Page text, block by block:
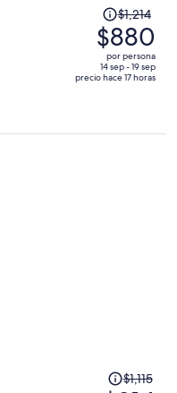
El
precio
era
de
$1,214
$1,214
$880
por persona
14 sep - 19 sep
precio hace 17 horas
El $1,115